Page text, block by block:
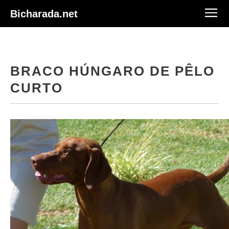
Bicharada.net
BRACO HÚNGARO DE PÊLO
CURTO